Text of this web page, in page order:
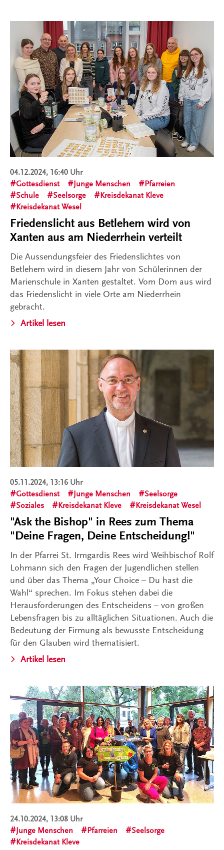
04.12.2024, 16:40 Uhr
Gottesdienst
Junge Menschen
Pfarreien
Schule
Seelsorge
Kreisdekanat Kleve
Kreisdekanat Wesel
Friedenslicht aus Betlehem wird von
Xanten aus am Niederrhein verteilt
Die Aussendungsfeier des Friedenslichtes von
Betlehem wird in diesem Jahr von Schülerinnen der
Marienschule in Xanten gestaltet. Vom Dom aus wird
das Friedenslicht in viele Orte am Niederrhein
gebracht.
Artikel lesen
05.11.2024, 13:16 Uhr
Gottesdienst
Junge Menschen
Seelsorge
Soziales
Kreisdekanat Kleve Kreisdekanat Wesel
"Ask the Bishop" in Rees zum Thema
"Deine Fragen, Deine Entscheidung!"
In der Pfarrei St. Irmgardis Rees wird Weihbischof Rolf
Lohmann sich den Fragen der Jugendlichen stellen
und über das Thema „Your Choice – Du hast die
Wahl“ sprechen. Im Fokus stehen dabei die
Herausforderungen des Entscheidens – von großen
Lebensfragen bis zu alltäglichen Situationen. Auch die
Bedeutung der Firmung als bewusste Entscheidung
für den Glauben wird thematisiert.
Artikel lesen
24.10.2024, 13:08 Uhr
Junge Menschen
Pfarreien
Seelsorge
Kreisdekanat Kleve